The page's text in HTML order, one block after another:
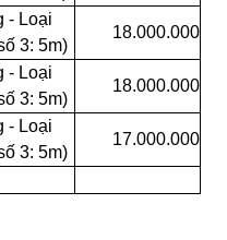
- Loại
3: 5m)
18.000.000
- Loại
3: 5m)
18.000.000
- Loại
3: 5m)
17.000.000